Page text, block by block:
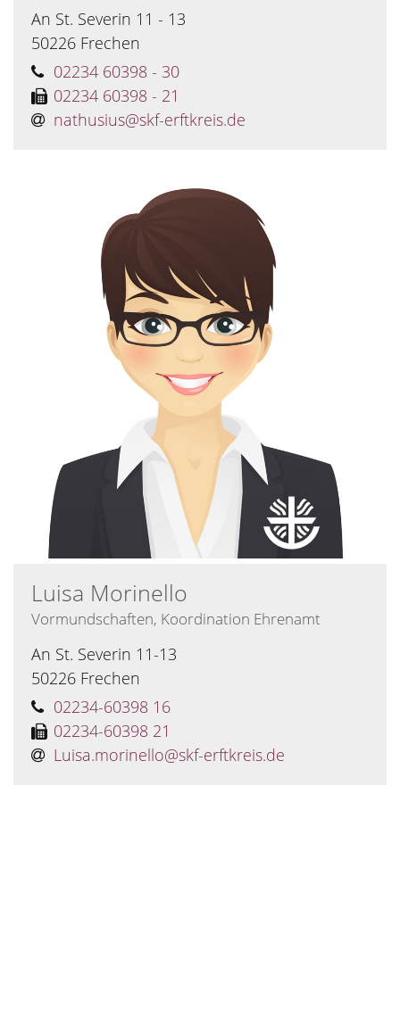
An St. Severin 11 - 13
50226 Frechen
02234 60398 - 30
02234 60398 - 21
nathusius@​skf-erftkreis.de
Luisa Morinello
Vormundschaften, Koordination Ehrenamt
An St. Severin 11-13
50226 Frechen
02234-60398 16
02234-60398 21
Luisa.morinello@skf-erftkreis.de